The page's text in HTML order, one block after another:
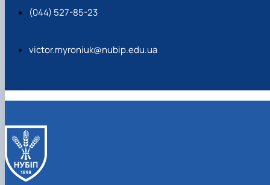
(044) 527-85-23
victor.myroniuk@nubip.edu.ua